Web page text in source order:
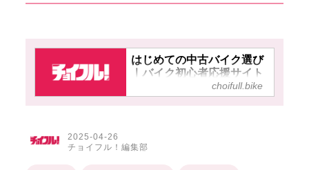
はじめての中古バイク選び
｜バイク初心者応援サイト
【チョイフル！】choifull.bike
2025-04-26
チョイフル！編集部